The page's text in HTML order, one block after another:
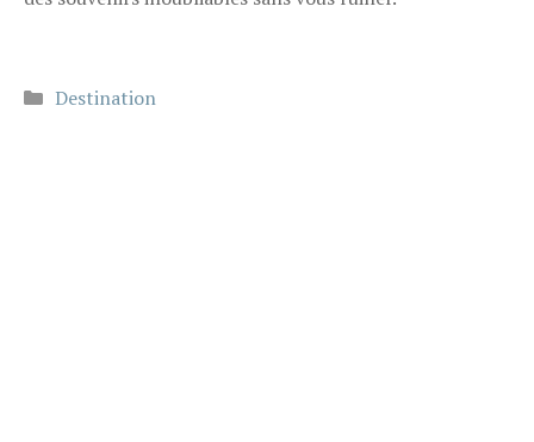
Catégories
Destination